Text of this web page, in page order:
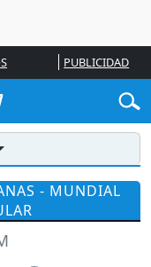
PUBLICIDAD
- MUNDIAL